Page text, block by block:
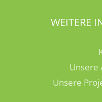
WEITERE
Unsere
Unsere